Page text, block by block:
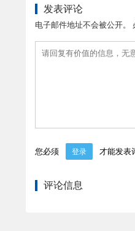
发表评论
电子邮件地址不会被公开。
您必须 登录 才能发表
评论信息